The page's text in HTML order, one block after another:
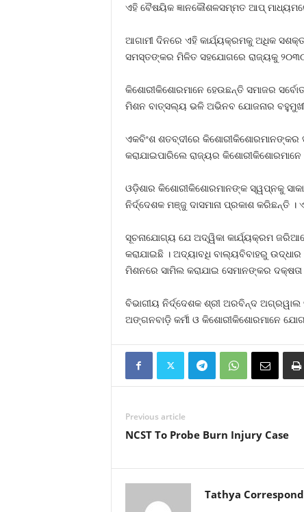
ଏହି ବୈଷୟିକ ଜ୍ଞାନକୌଶଳସମ୍ମତ ଆପ୍‌
ଆଗାମୀ ଦିନରେ ଏହି କାର୍ଯ୍ୟକ୍ରମକୁ ଅଧିକ
ସମସ୍ତଙ୍କର ମିଳିତ ସହଯୋଗରେ ରାଜ୍ୟକୁ ୨୦୩୦
କିଶୋରୀକିଶୋରମାନେ ହେଉଛନ୍ତି ସମାଜର
ମିଶନ ବାତ୍ସଲ୍ୟ ଭଳି ଅଭିନବ ଯୋଜନାର ବହୁମୁଖୀ
ଏକବିଂଶ ଶତବ୍ଦୀରେ କିଶୋରୀକିଶୋରମାନଙ୍କର
କରାଯାଇପାରିଲେ ରାଜ୍ୟର
ଓଡ଼ିଶାର କିଶୋରୀକିଶୋରମାନଙ୍କ ସ୍ୱପ୍ନକୁ
ନିର୍ଦ୍ଦେଶକ ମଞ୍ଜୁ ଦାସମାନା ପ୍ରକାଶ
ସୂଚନାଯୋଗ୍ୟ ଯେ ଅଦ୍ୱିକା କାର୍ଯ୍ୟକ୍ରମ ଜରିଆରେ
କରାଯାଇଛି । ଅଦ୍ୟାବଧି ବାଲ୍ୟବିବାହରୁ
ମିଶନରେ ସାମିଲ କରାଯାଇ ସେମାନଙ୍କର
ବିଭାଗୀୟ ନିର୍ଦ୍ଦେଶକ ଶ୍ରୀ ଅରବିନ୍ଦ
ଅଙ୍ଗନବାଡ଼ି କର୍ମୀ ଓ କିଶୋରୀକିଶୋରମାନେ
Previous article
NCST To Probe Burn Injury Case
Tathya